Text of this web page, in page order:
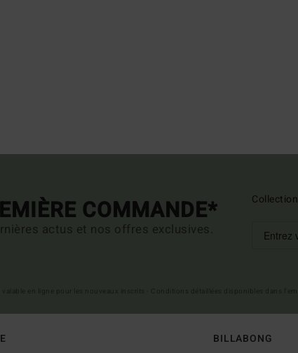
COMMANDE*
actus et nos offres exclusives.
Collection
BILLABONG